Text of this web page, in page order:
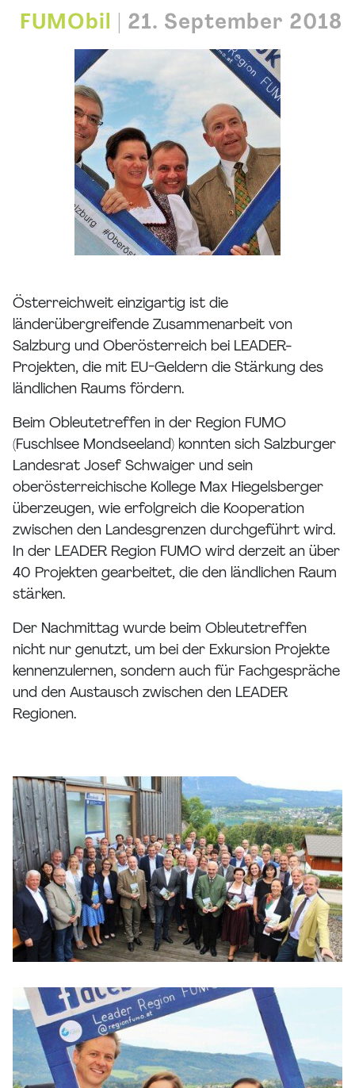
FUMObil 21. September 2018
Österreichweit einzigartig ist die
länderübergreifende Zusammenarbeit von
Salzburg und Oberösterreich bei LEADER-
Projekten, die mit EU-Geldern die Stärkung des
ländlichen Raums fördern.
Beim Obleutetreffen in der Region FUMO
(Fuschlsee Mondseeland) konnten sich Salzburger
Landesrat Josef Schwaiger und sein
oberösterreichische Kollege Max Hiegelsberger
überzeugen, wie erfolgreich die Kooperation
zwischen den Landesgrenzen durchgeführt wird.
In der LEADER Region FUMO wird derzeit an über
40 Projekten gearbeitet, die den ländlichen Raum
stärken.
Der Nachmittag wurde beim Obleutetreffen
nicht nur genutzt, um bei der Exkursion Projekte
kennenzulernen, sondern auch für Fachgespräche
und den Austausch zwischen den LEADER
Regionen.